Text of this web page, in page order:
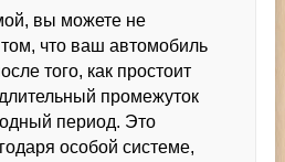
вы можете не
что ваш автомобиль
того, как простоит
промежуток
период. Это
особой системе,